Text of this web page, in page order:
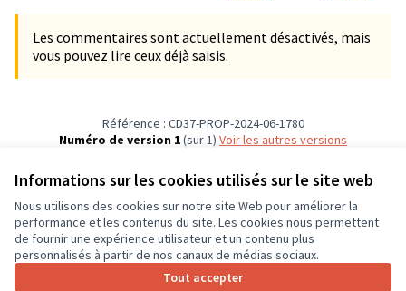
Informations sur les cookies utilisés sur le site web
Nous utilisons des cookies sur notre site Web pour améliorer la
performance et les contenus du site. Les cookies nous permettent
de fournir une expérience utilisateur et un contenu plus
personnalisés à partir de nos canaux de médias sociaux.
Tout accepter
Les commentaires sont actuellement désactivés, mais
vous pouvez lire ceux déjà saisis.
Référence : CD37-PROP-2024-06-1780
Numéro de version 1(sur 1)
voir les autres versions
Conditions d'utilisation
Paramètres des cookies
CD37 sur X
(Lien externe)
CD37 sur Facebook
CD37 sur Instagram
CD37 sur YouTube
(Lien externe)